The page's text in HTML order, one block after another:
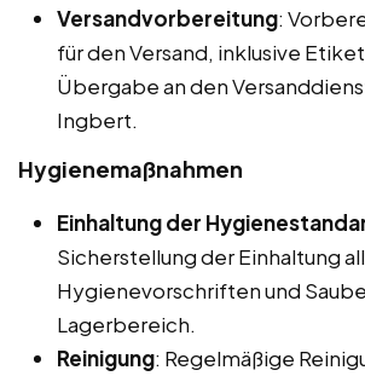
Versandvorbereitung:
für den Versand, inklusive
Übergabe an den
Ingbert.
Hygienemaßnahmen
Einhaltung der
Sicherstellung der Einhaltung
Hygienevorschriften und
Lagerbereich.
Reinigung: Regelmäßige